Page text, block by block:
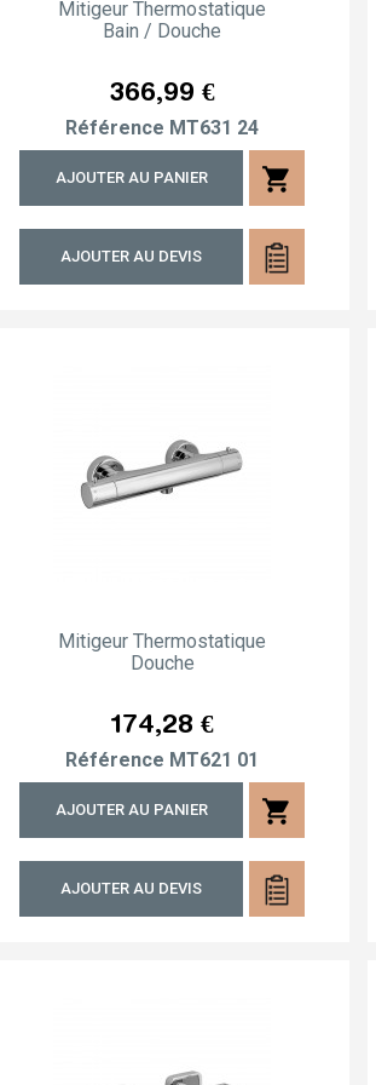
Mitigeur Thermostatique
Bain / Douche
Prix
366,99 €
Référence MT631 24
AJOUTER AU PANIER shopping_cart
AJOUTER AU DEVIS
Mitigeur Thermostatique
Douche
Prix
174,28 €
Référence MT621 01
AJOUTER AU PANIER shopping_cart
AJOUTER AU DEVIS